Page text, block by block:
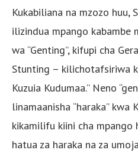
Kukabiliana na mzozo huu,
ilizindua mpango kabambe
wa “Genting”, kifupi cha
Stunting – kilichotafsiriwa
Kuzuia Kudumaa.” Neno
linamaanisha “haraka” kwa
kikamilifu kiini cha mpango
hatua za haraka na za